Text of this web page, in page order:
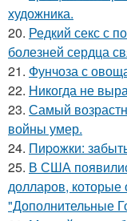
художника.
20. Редкий секс с
болезней сердца
21. Фунчоза с
22. Hикогда не
23. Самый
войны умер.
24. Пиpoжки:
25. В США
долларов,
"Дополнительные